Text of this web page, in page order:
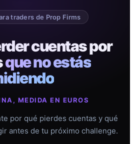
traders de Prop Firms
cuentas por
que no estás
MEDIDA EN EUROS
por qué pierdes cuentas y qué
antes de tu próximo challenge.